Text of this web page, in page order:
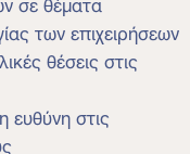
των επιχειρήσεων
θέσεις στις
στις